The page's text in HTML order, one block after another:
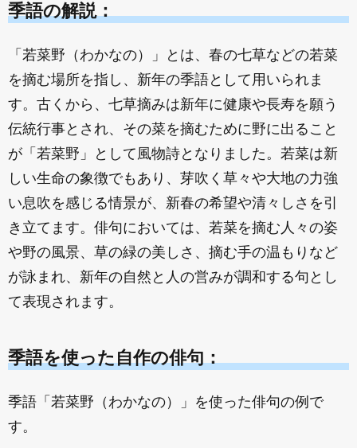
季語の解説：
「若菜野（わかなの）」とは、春の七草などの若菜
を摘む場所を指し、新年の季語として用いられま
す。古くから、七草摘みは新年に健康や長寿を願う
伝統行事とされ、その菜を摘むために野に出ること
が「若菜野」として風物詩となりました。若菜は新
しい生命の象徴でもあり、芽吹く草々や大地の力強
い息吹を感じる情景が、新春の希望や清々しさを引
き立てます。俳句においては、若菜を摘む人々の姿
や野の風景、草の緑の美しさ、摘む手の温もりなど
が詠まれ、新年の自然と人の営みが調和する句とし
て表現されます。
季語を使った自作の俳句：
季語「若菜野（わかなの）」を使った俳句の例で
す。